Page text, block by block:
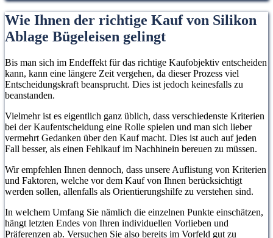
Wie Ihnen der richtige Kauf von Silikon
Ablage Bügeleisen gelingt
Bis man sich im Endeffekt für das richtige Kaufobjektiv entscheiden
kann, kann eine längere Zeit vergehen, da dieser Prozess viel
Entscheidungskraft beansprucht. Dies ist jedoch keinesfalls zu
beanstanden.
Vielmehr ist es eigentlich ganz üblich, dass verschiedenste Kriterien
bei der Kaufentscheidung eine Rolle spielen und man sich lieber
vermehrt Gedanken über den Kauf macht. Dies ist auch auf jeden
Fall besser, als einen Fehlkauf im Nachhinein bereuen zu müssen.
Wir empfehlen Ihnen dennoch, dass unsere Auflistung von Kriterien
und Faktoren, welche vor dem Kauf von Ihnen berücksichtigt
werden sollen, allenfalls als Orientierungshilfe zu verstehen sind.
In welchem Umfang Sie nämlich die einzelnen Punkte einschätzen,
hängt letzten Endes von Ihren individuellen Vorlieben und
Präferenzen ab. Versuchen Sie also bereits im Vorfeld gut zu